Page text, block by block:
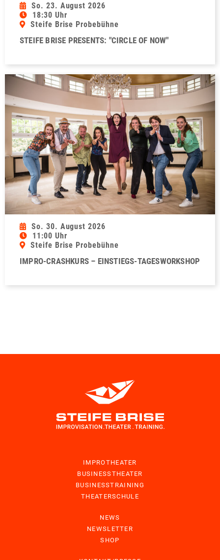
So. 23. August 2026
18:30 Uhr
Steife Brise Probebühne
STEIFE BRISE PRESENTS: "CIRCLE OF NOW"
So. 30. August 2026
11:00 Uhr
Steife Brise Probebühne
IMPRO-CRASHKURS – EINSTIEGS-TAGESWORKSHOP
IMPROTHEATER
BUSINESSTHEATER
BUSINESSTRAINING
THEATERSCHULE
NEWS
NEWSLETTER
SHOP